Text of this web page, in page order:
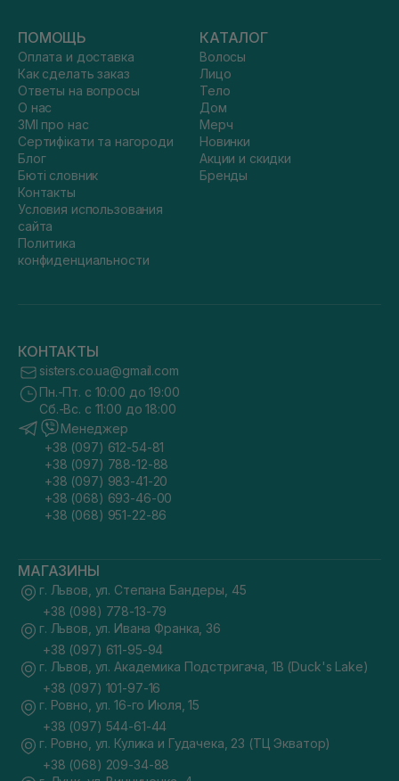
ПОМОЩЬ
Оплата и доставка
Как сделать заказ
Ответы на вопросы
О нас
ЗМІ про нас
Сертифікати та нагороди
Блог
Бюті словник
Контакты
Условия использования
сайта
Политика
конфиденциальности
КАТАЛОГ
Волосы
Лицо
Тело
Дом
Мерч
Новинки
Акции и скидки
Бренды
КОНТАКТЫ
sisters.co.ua@gmail.com
Пн.-Пт. с 10:00 до 19:00
Сб.-Вс. с 11:00 до 18:00
Менеджер
+38 (097) 612-54-81
+38 (097) 788-12-88
+38 (097) 983-41-20
+38 (068) 693-46-00
+38 (068) 951-22-86
МАГАЗИНЫ
г. Львов, ул. Степана Бандеры, 45
+38 (098) 778-13-79
г. Львов, ул. Ивана Франка, 36
+38 (097) 611-95-94
г. Львов, ул. Академика Подстригача, 1В (Duck's Lake)
+38 (097) 101-97-16
г. Ровно, ул. 16-го Июля, 15
+38 (097) 544-61-44
г. Ровно, ул. Кулика и Гудачека, 23 (ТЦ Экватор)
+38 (068) 209-34-88